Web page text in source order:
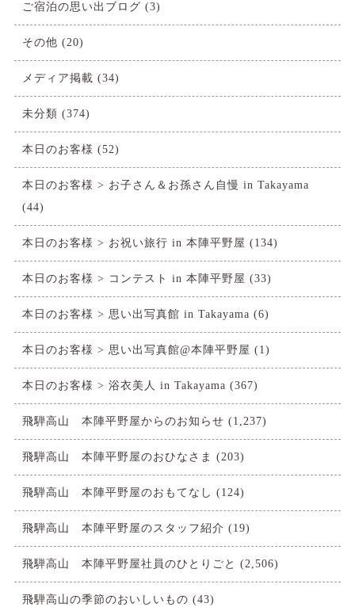
ご宿泊の思い出ブログ (3)
その他 (20)
メディア掲載 (34)
未分類 (374)
本日のお客様 (52)
本日のお客様 > お子さん＆お孫さん自慢 in Takayama
(44)
本日のお客様 > お祝い旅行 in 本陣平野屋 (134)
本日のお客様 > コンテスト in 本陣平野屋 (33)
本日のお客様 > 思い出写真館 in Takayama (6)
本日のお客様 > 思い出写真館@本陣平野屋 (1)
本日のお客様 > 浴衣美人 in Takayama (367)
飛騨高山 本陣平野屋からのお知らせ (1,237)
飛騨高山 本陣平野屋のおひなさま (203)
飛騨高山 本陣平野屋のおもてなし (124)
飛騨高山 本陣平野屋のスタッフ紹介 (19)
飛騨高山 本陣平野屋社員のひとりごと (2,506)
飛騨高山の季節のおいしいもの (43)